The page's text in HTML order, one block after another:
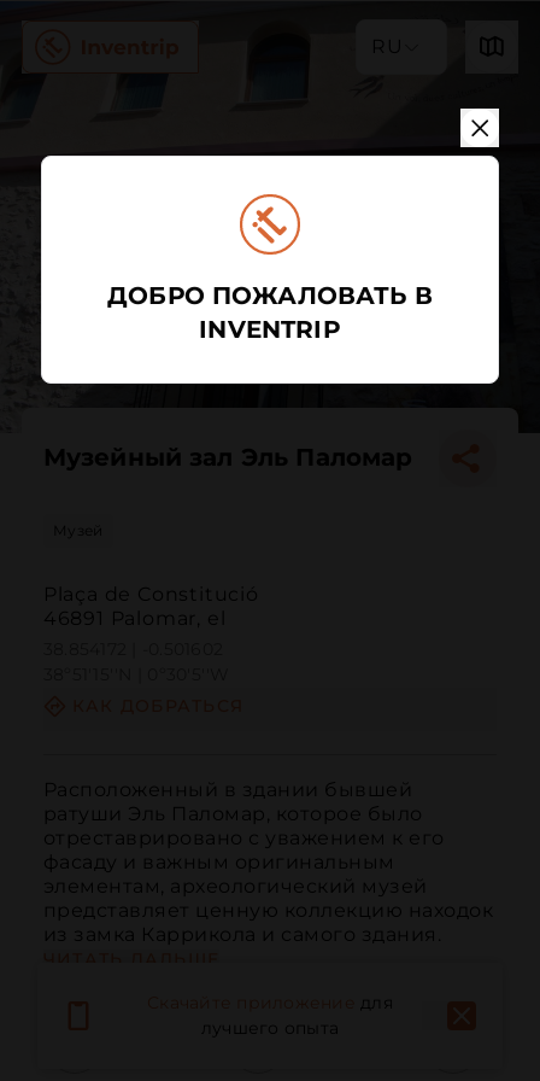
RU
Музейный зал Эль Паломар
Музей
Plaça de Constitució
46891 Palomar, el
Расположенный в здании бывшей
ратуши Эль Паломар, которое было
отреставрировано с уважением к его
фасаду и важным оригинальным
элементам, археологический музей
представляет ценную коллекцию находок
из замка Каррикола и самого здания.
для
лучшего опыта
ДОБРО ПОЖАЛОВАТЬ В
INVENTRIP